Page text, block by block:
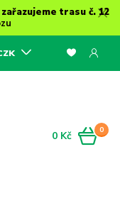
zařazujeme trasu č. 12
0
0 Kč